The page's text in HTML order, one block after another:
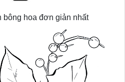
bông hoa đơn giản nhất